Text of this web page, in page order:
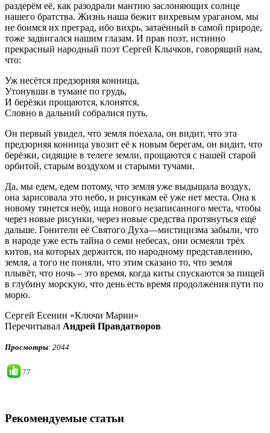
раздерём её, как разодрали мантию заслоняющих солнце
нашего братства. Жизнь наша бежит вихревым ураганом, мы
не боимся их преград, ибо вихрь, затаённый в самой природе,
тоже задвигался нашим глазам. И прав поэт, истинно
прекрасный народный поэт Сергей Клычков, говорящий нам,
что:
Уж несётся предзорняя конница,
Утонувши в тумане по грудь,
И берёзки прощаются, клонятся,
Словно в дальний собралися путь.
Он первый увидел, что земля поехала, он видит, что эта
предзорняя конница увозит её к новым берегам, он видит, что
берёзки, сидящие в телеге земли, прощаются с нашей старой
орбитой, старым воздухом и старыми тучами.
Да, мы едем, едем потому, что земля уже выдышала воздух,
она зарисовала это небо, и рисункам её уже нет места. Она к
новому тянется небу, ища нового незаписанного места, чтобы
через новые рисунки, через новые средства протянуться ещё
дальше. Гонители её Святого Духа—мистицизма забыли, что
в народе уже есть тайна о семи небесах, они осмеяли трёх
китов, на которых держится, по народному представлению,
земля, а того не поняли, что этим сказано то, что земля
плывёт, что ночь – это время, когда киты спускаются за пищей
в глубину морскую, что день есть время продолжения пути по
морю.
Сергей Есенин «Ключи Марии»
Перечитывал Андрей Правдатворов
Просмотры: 2044
77
Рекомендуемые статьи